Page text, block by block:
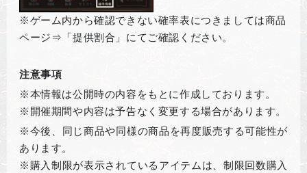
※ゲーム内から確認できない確率表につきましては商品
ページ⇒「提供割合」にてご確認ください。
注意事項
※本情報は公開時の内容をもとに作成しております。
※開催期間や内容は予告なく変更する場合があります。
※今後、同じ商品や同様の商品を再度販売する可能性が
あります。
※購入制限が表示されているアイテムは、制限回数購入